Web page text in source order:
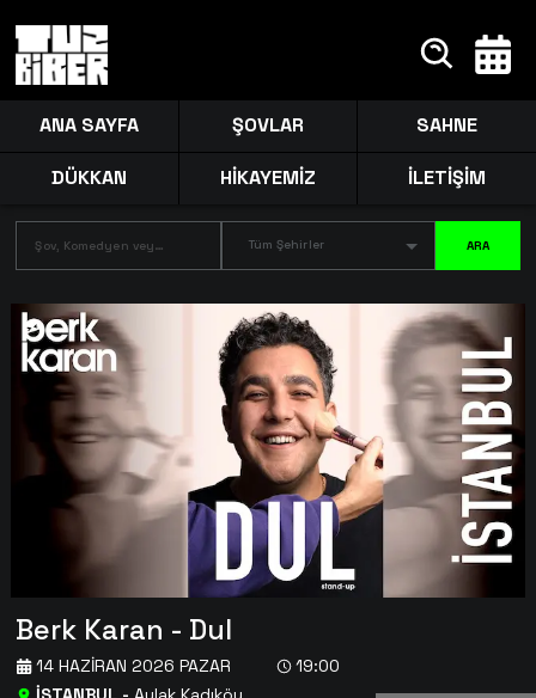
ANA SAYFA ŞOVLAR SAHNE
DÜKKAN HİKAYEMİZ İLETİŞİM
Tüm Şehirler ARA
Berk Karan - Dul
14 HAZIRAN 2026 PAZAR 19:00